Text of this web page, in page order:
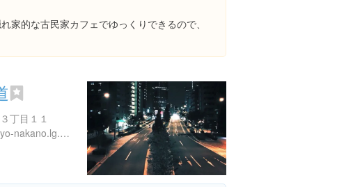
家的な古民家カフェでゆっくりできるので、
丁目１１
http://www.city.tokyo-nakano.lg.jp/dept/503000/d005285.html